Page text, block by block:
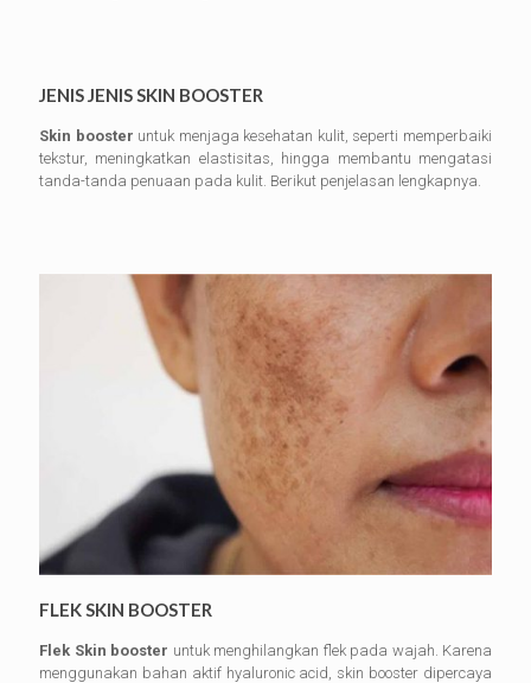
JENIS JENIS SKIN BOOSTER
Skin booster untuk menjaga kesehatan kulit, seperti memperbaiki
tekstur, meningkatkan elastisitas, hingga membantu mengatasi
tanda-tanda penuaan pada kulit. Berikut penjelasan lengkapnya.
FLEK SKIN BOOSTER
Flek Skin booster untuk menghilangkan flek pada wajah. Karena
menggunakan bahan aktif hyaluronic acid, skin booster dipercaya